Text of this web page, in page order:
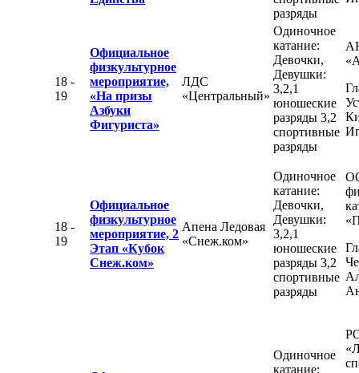
разряды
18 -
19
Официальное
физкультурное
мероприятие,
«На призы
Азбуки
Фигуриста»
ЛДС
«Центральный»
Одиночное
катание:
Девочки,
Девушки:
3,2,1
юношеские
разряды 3,2
спортивные
разряды
18 -
19
Официальное
физкультурное
мероприятие, 2
Этап «Кубок
Снеж.ком»
Апена Ледовая
«Снеж.ком»
Одиночное
катание:
Девочки,
Девушки:
3,2,1
юношеские
разряды 3,2
спортивные
разряды
Одиночное
катание: